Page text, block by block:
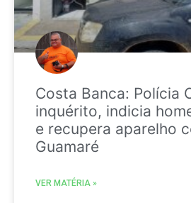
Costa Banca: Polícia
inquérito, indicia
e recupera aparelho
Guamaré
VER MATÉRIA »